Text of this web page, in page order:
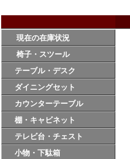
現在の在庫状況
椅子・スツール
テーブル・デスク
ダイニングセット
カウンターテーブル
棚・キャビネット
テレビ台・チェスト
小物・下駄箱